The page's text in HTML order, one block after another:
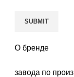
О бренде
завода по